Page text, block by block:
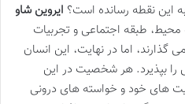
این نقطه رسانده است؟ ایروین شاو
طبقه اجتماعی و تجربیات
گذارند، اما در نهایت، این انسان
بپذیرد. هر شخصیت در این
های خود و خواسته های درونی